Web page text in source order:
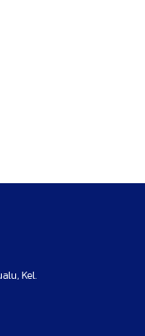
Kel.